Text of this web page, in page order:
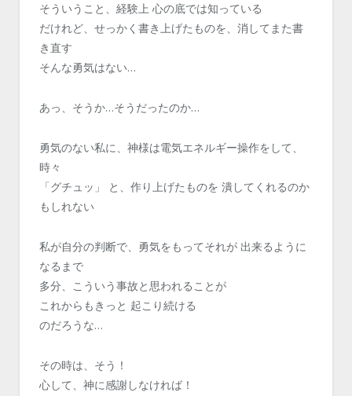
そういうこと、経験上 心の底では知っている
だけれど、せっかく書き上げたものを、消してまた書
き直す
そんな勇気はない…
あっ、そうか…そうだったのか…
勇気のない私に、神様は電気エネルギー操作をして、
時々
「グチュッ」 と、作り上げたものを 潰してくれるのか
もしれない
私が自分の判断で、勇気をもってそれが 出来るように
なるまで
多分、こういう事故と思われることが
これからもきっと 起こり続ける
のだろうな…
その時は、そう！
心して、神に感謝しなければ！